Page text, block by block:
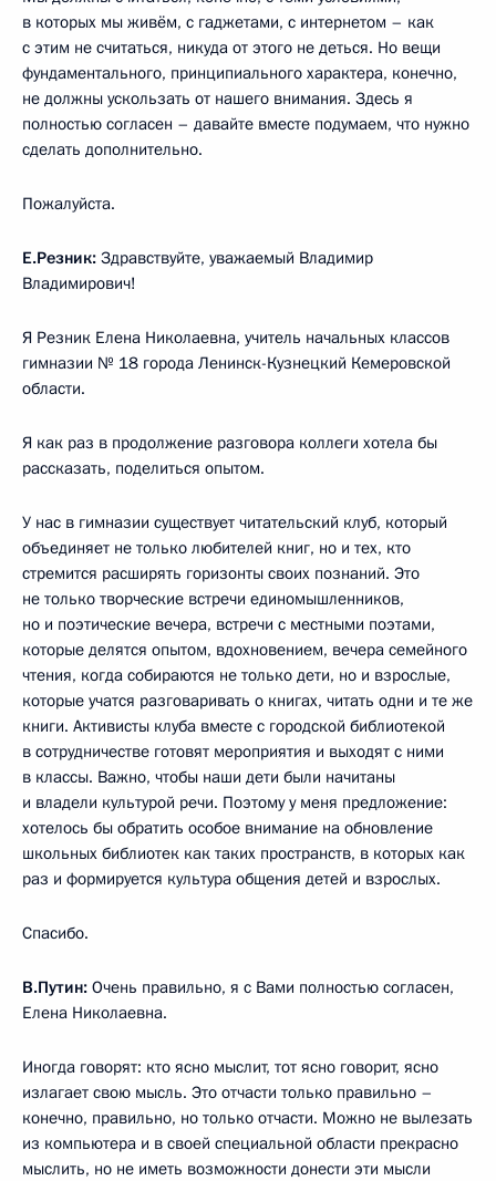
в которых мы живём, с гаджетами, с интернетом – как
с этим не считаться, никуда от этого не деться. Но вещи
фундаментального, принципиального характера, конечно,
не должны ускользать от нашего внимания. Здесь я
полностью согласен – давайте вместе подумаем, что нужно
сделать дополнительно.
Пожалуйста.
Е.Резник: Здравствуйте, уважаемый Владимир
Владимирович!
Я Резник Елена Николаевна, учитель начальных классов
гимназии № 18 города Ленинск-Кузнецкий Кемеровской
области.
Я как раз в продолжение разговора коллеги хотела бы
рассказать, поделиться опытом.
У нас в гимназии существует читательский клуб, который
объединяет не только любителей книг, но и тех, кто
стремится расширять горизонты своих познаний. Это
не только творческие встречи единомышленников,
но и поэтические вечера, встречи с местными поэтами,
которые делятся опытом, вдохновением, вечера семейного
чтения, когда собираются не только дети, но и взрослые,
которые учатся разговаривать о книгах, читать одни и те же
книги. Активисты клуба вместе с городской библиотекой
в сотрудничестве готовят мероприятия и выходят с ними
в классы. Важно, чтобы наши дети были начитаны
и владели культурой речи. Поэтому у меня предложение:
хотелось бы обратить особое внимание на обновление
школьных библиотек как таких пространств, в которых как
раз и формируется культура общения детей и взрослых.
Спасибо.
В.Путин: Очень правильно, я с Вами полностью согласен,
Елена Николаевна.
Иногда говорят: кто ясно мыслит, тот ясно говорит, ясно
излагает свою мысль. Это отчасти только правильно –
конечно, правильно, но только отчасти. Можно не вылезать
из компьютера и в своей специальной области прекрасно
мыслить, но не иметь возможности донести эти мысли